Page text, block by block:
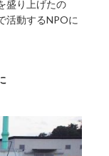
盛り上げたの
活動するNPOに